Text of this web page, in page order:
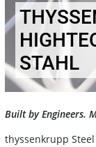
STAHL
Built by Engineers.
thyssenkrupp